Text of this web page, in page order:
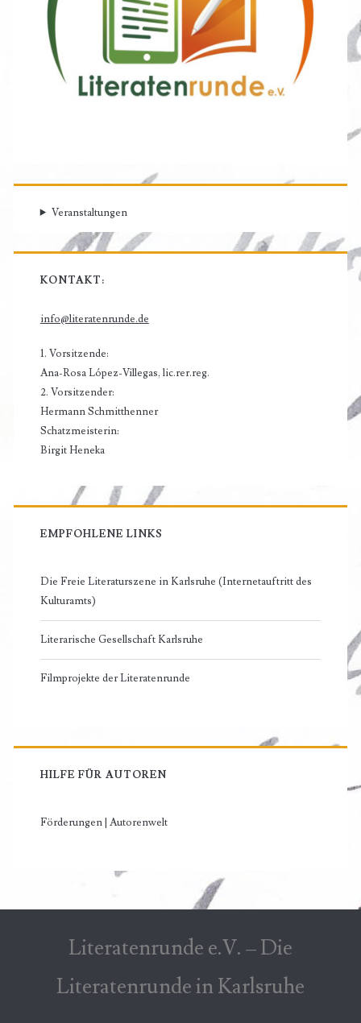
Veranstaltungen
KONTAKT:
info@literatenrunde.de
1. Vorsitzende:
Ana-Rosa López-Villegas, lic.rer.reg.
2. Vorsitzender:
Hermann Schmitthenner
Schatzmeisterin:
Birgit Heneka
EMPFOHLENE LINKS
Die Freie Literaturszene in Karlsruhe (Internetauftritt des
Kulturamts)
Literarische Gesellschaft Karlsruhe
Filmprojekte der Literatenrunde
HILFE FÜR AUTOREN
Förderungen | Autorenwelt
Literatenrunde e.V. – Die
Literatenrunde in Karlsruhe